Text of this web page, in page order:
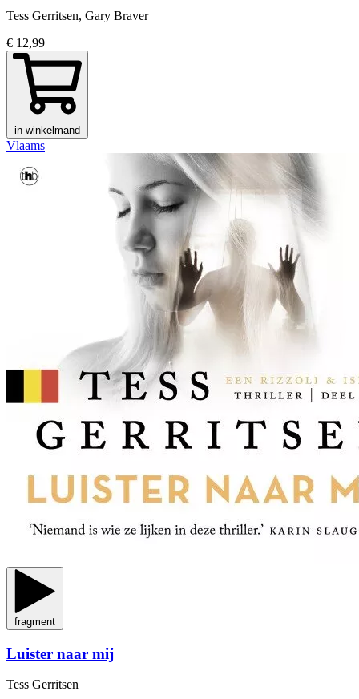
Tess Gerritsen, Gary Braver
€ 12,99
in winkelmand
Vlaams
fragment
Luister naar mij
Tess Gerritsen